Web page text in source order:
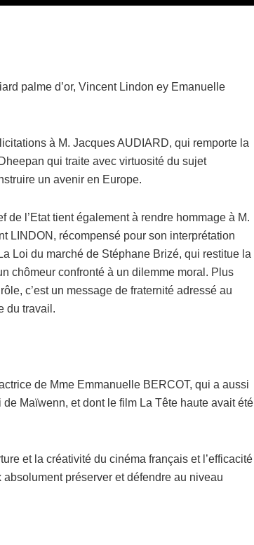
palme d’or, Vincent Lindon ey Emanuelle
à M. Jacques AUDIARD, qui remporte la
qui traite avec virtuosité du sujet
un avenir en Europe.
de l’Etat tient également à rendre hommage à M.
LINDON, récompensé pour son interprétation
Loi du marché de Stéphane Brizé, qui restitue la
chômeur confronté à un dilemme moral. Plus
rôle, c’est un message de fraternité adressé au
du travail.
de Mme Emmanuelle BERCOT, qui a aussi
Maïwenn, et dont le film La Tête haute avait été
et la créativité du cinéma français et l’efficacité
préserver et défendre au niveau